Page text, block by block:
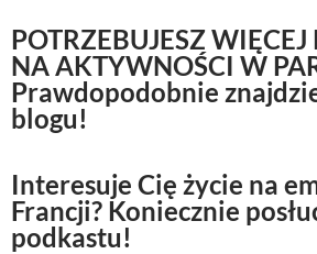
POTRZEBUJESZ
NA AKTYWNOŚCI W
Prawdopodobnie
blogu!
Interesuje Cię życie na
Francji? Koniecznie
podkastu!